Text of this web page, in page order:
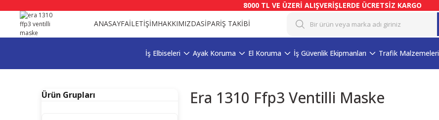
8000 TL VE ÜZERİ ALIŞVERİŞLERDE ÜCRETSİZ KARGO
ANASAYFAİLETİŞİMHAKKIMIZDASİPARİŞ TAKİBİ
İş Elbiseleri Ayak Koruma El Koruma İş Güvenlik Ekipmanları Trafik Malzemeleri
Ürün Grupları Era 1310 Ffp3 Ventilli Maske